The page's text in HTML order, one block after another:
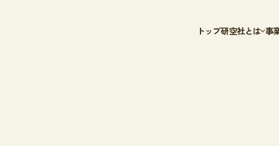
トップ研空社とは 事